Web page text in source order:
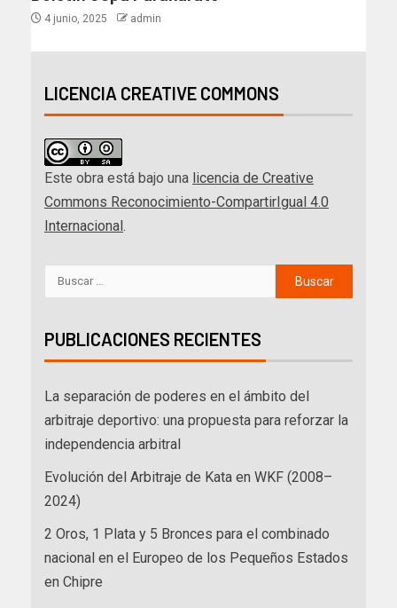
4 junio, 2025 admin
LICENCIA CREATIVE COMMONS
Este obra está bajo una licencia de Creative
Commons Reconocimiento-CompartirIgual 4.0
Internacional
PUBLICACIONES RECIENTES
La separación de poderes en el ámbito del
arbitraje deportivo: una propuesta para reforzar la
independencia arbitral
Evolución del Arbitraje de Kata en WKF (2008–
2024)
2 Oros, 1 Plata y 5 Bronces para el combinado
nacional en el Europeo de los Pequeños Estados
en Chipre